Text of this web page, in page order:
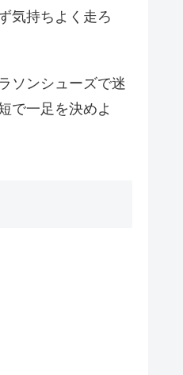
気持ちよく走ろ
ソンシューズで迷
で一足を決めよ